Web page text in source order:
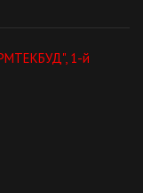
1-й